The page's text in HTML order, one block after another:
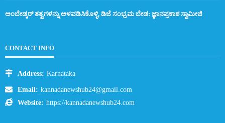
ಅಂಬೇಡ್ಕರ್ ತತ್ವಗಳನ್ನು ಅಳವಡಿಸಿಕೊಳ್ಳಿ, ಡಿಜೆ ಸಂಭ್ರಮ ಬೇಡ: ಜ್ಞಾನಪ್ರಕಾಶ ಸ್ವಾಮೀಜಿ
CONTACT INFO
Address: Karnataka
Email: kannadanewshub24@gmail.com
Website: https://kannadanewshub24.com